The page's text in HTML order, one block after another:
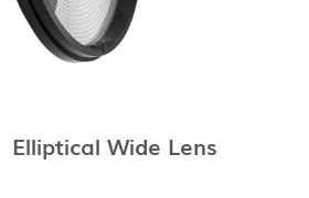
Elliptical Wide Lens